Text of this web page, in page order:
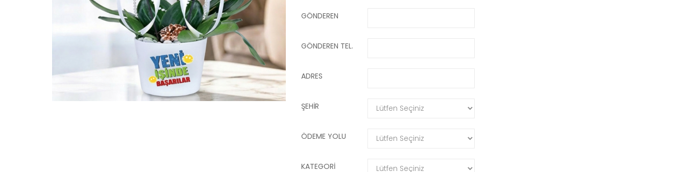
GÖNDEREN
GÖNDEREN TEL.
ADRES
ŞEHIR
ÖDEME YOLU
KATEGORI